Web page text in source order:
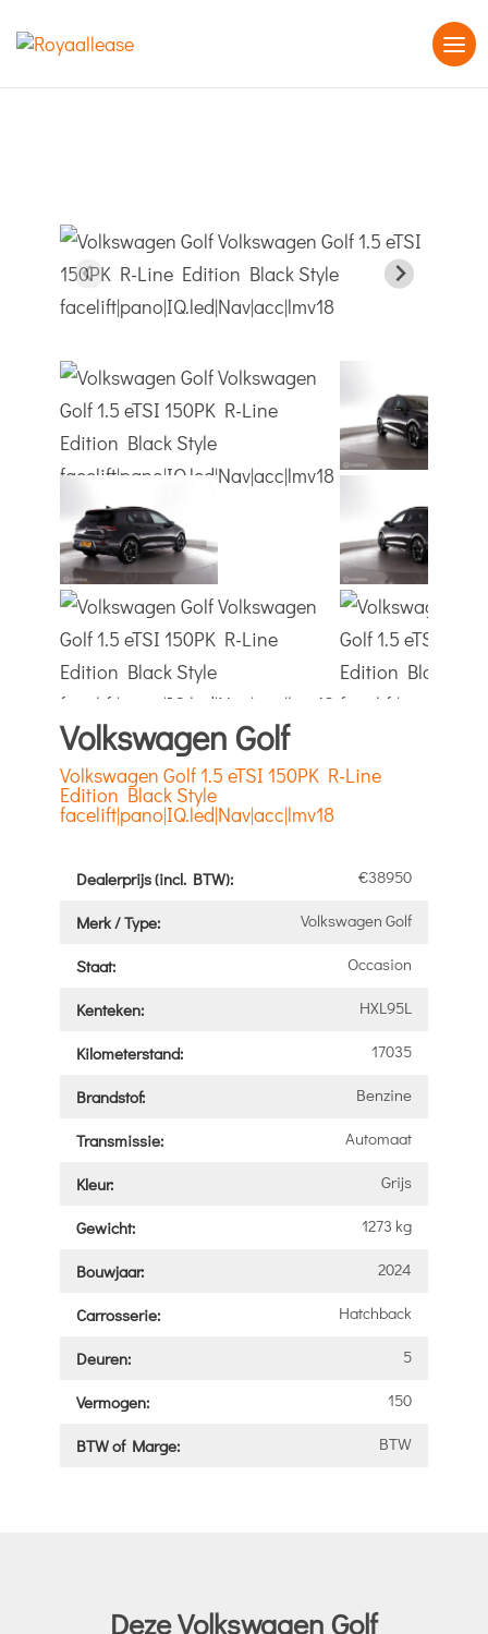
Volkswagen Golf
Volkswagen Golf 1.5 eTSI 150PK R-Line
Edition Black Style
facelift|pano|IQ.led|Nav|acc|lmv18
Dealerprijs (incl. BTW): €38950
Merk / Type: Volkswagen Golf
Staat: Occasion
Kenteken: HXL95L
Kilometerstand: 17035
Brandstof: Benzine
Transmissie: Automaat
Kleur: Grijs
Gewicht: 1273 kg
Bouwjaar: 2024
Carrosserie: Hatchback
Deuren: 5
Vermogen: 150
BTW of Marge: BTW
Deze Volkswagen Golf